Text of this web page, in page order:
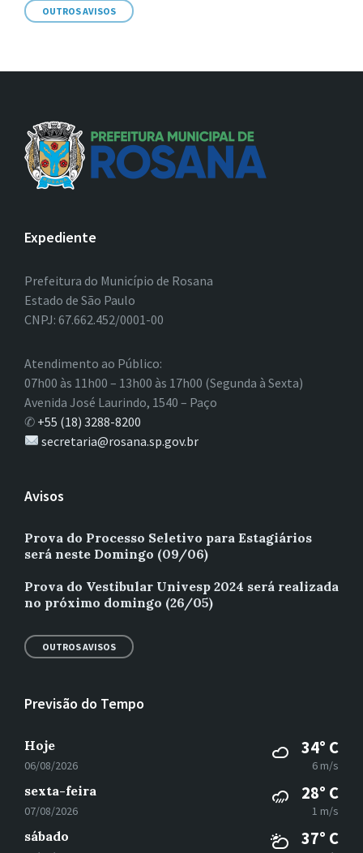
OUTROS AVISOS
Expediente
Prefeitura do Município de Rosana
Estado de São Paulo
CNPJ: 67.662.452/0001-00
Atendimento ao Público:
07h00 às 11h00 – 13h00 às 17h00 (Segunda à Sexta)
Avenida José Laurindo, 1540 – Paço
✆ +55 (18) 3288-8200
secretaria@rosana.sp.gov.br
Avisos
Prova do Processo Seletivo para Estagiários
será neste Domingo (09/06)
Prova do Vestibular Univesp 2024 será realizada
no próximo domingo (26/05)
OUTROS AVISOS
Previsão do Tempo
Hoje
06/08/2026
34° C
6 m/s
sexta-feira
07/08/2026
28° C
1 m/s
sábado 37° C